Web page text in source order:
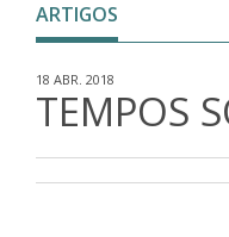
ARTIGOS
18 ABR. 2018
TEMPOS